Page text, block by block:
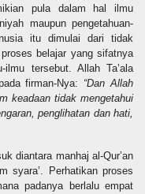
pula dalam hal ilmu
maupun pengetahuan-
itu dimulai dari tidak
belajar yang sifatnya
tersebut. Allah Ta’ala
firman-Nya: “Dan Allah
keadaan tidak mengetahui
penglihatan dan hati,
diantara manhaj al-Qur’an
syara’. Perhatikan proses
padanya berlalu empat